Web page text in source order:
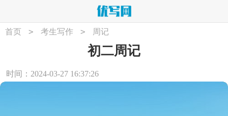
首页 > 考生写作 > 周记
初二周记
时间：2024-03-27 16:37:26